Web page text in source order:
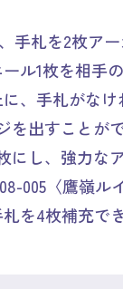
手札を2枚ア
ル1枚を相手
、手札がなけ
を出すことが
にし、強力な
005〈鷹嶺ル
を4枚補充で